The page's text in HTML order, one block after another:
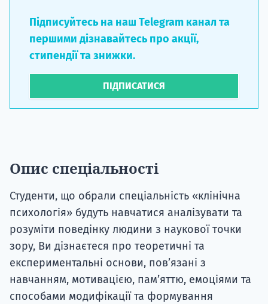
Підписуйтесь на наш Telegram канал та
першими дізнавайтесь про акції,
стипендії та знижки.
ПІДПИСАТИСЯ
Опис спеціальності
Студенти, що обрали спеціальність «клінічна
психологія» будуть навчатися аналізувати та
розуміти поведінку людини з наукової точки
зору, Ви дізнаєтеся про теоретичні та
експериментальні основи, пов’язані з
навчанням, мотивацією, пам’яттю, емоціями та
способами модифікації та формування